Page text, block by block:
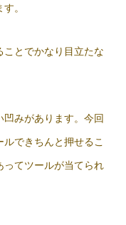
。
とでかなり目立たな
みがあります。今回
できちんと押せるこ
ってツールが当てられ